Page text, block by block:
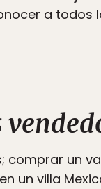
a todos
comprar un
un villa